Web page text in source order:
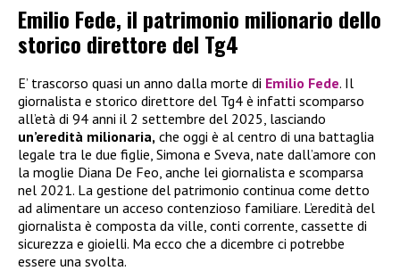
Emilio Fede, il patrimonio milionario dello
storico direttore del Tg4
E’ trascorso quasi un anno dalla morte di Emilio Fede. Il
giornalista e storico direttore del Tg4 è infatti scomparso
all’età di 94 anni il 2 settembre del 2025, lasciando
un’eredità milionaria, che oggi è al centro di una battaglia
legale tra le due figlie, Simona e Sveva, nate dall’amore con
la moglie Diana De Feo, anche lei giornalista e scomparsa
nel 2021. La gestione del patrimonio continua come detto
ad alimentare un acceso contenzioso familiare. L’eredità del
giornalista è composta da ville, conti corrente, cassette di
sicurezza e gioielli. Ma ecco che a dicembre ci potrebbe
essere una svolta.